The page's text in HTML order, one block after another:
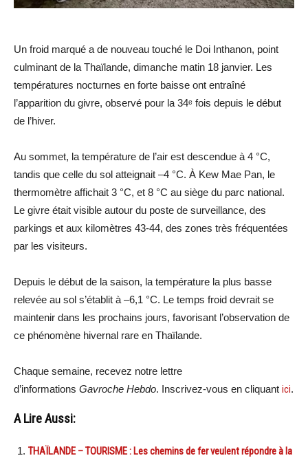
Un froid marqué a de nouveau touché le Doi Inthanon, point
culminant de la Thaïlande, dimanche matin 18 janvier. Les
températures nocturnes en forte baisse ont entraîné
l’apparition du givre, observé pour la 34ᵉ fois depuis le début
de l’hiver.
Au sommet, la température de l’air est descendue à 4 °C,
tandis que celle du sol atteignait –4 °C. À Kew Mae Pan, le
thermomètre affichait 3 °C, et 8 °C au siège du parc national.
Le givre était visible autour du poste de surveillance, des
parkings et aux kilomètres 43-44, des zones très fréquentées
par les visiteurs.
Depuis le début de la saison, la température la plus basse
relevée au sol s’établit à –6,1 °C. Le temps froid devrait se
maintenir dans les prochains jours, favorisant l’observation de
ce phénomène hivernal rare en Thaïlande.
Chaque semaine, recevez notre lettre
d’informations Gavroche Hebdo. Inscrivez-vous en cliquant ici.
A Lire Aussi:
THAÏLANDE – TOURISME : Les chemins de fer veulent répondre à la